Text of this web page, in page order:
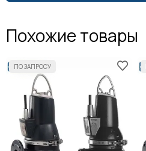
Похожие товары